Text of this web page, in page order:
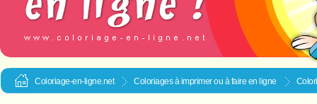
Coloriage-en-ligne.net Coloriages à imprimer ou à faire en ligne